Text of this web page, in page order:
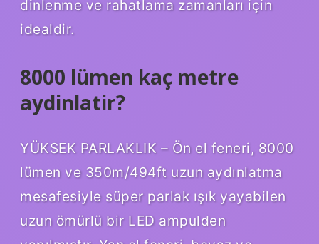
dinlenme ve rahatlama zamanları için
idealdir.
8000 lümen kaç metre
aydinlatir?
YÜKSEK PARLAKLIK – Ön el feneri, 8000
lümen ve 350m/494ft uzun aydınlatma
mesafesiyle süper parlak ışık yayabilen
uzun ömürlü bir LED ampulden